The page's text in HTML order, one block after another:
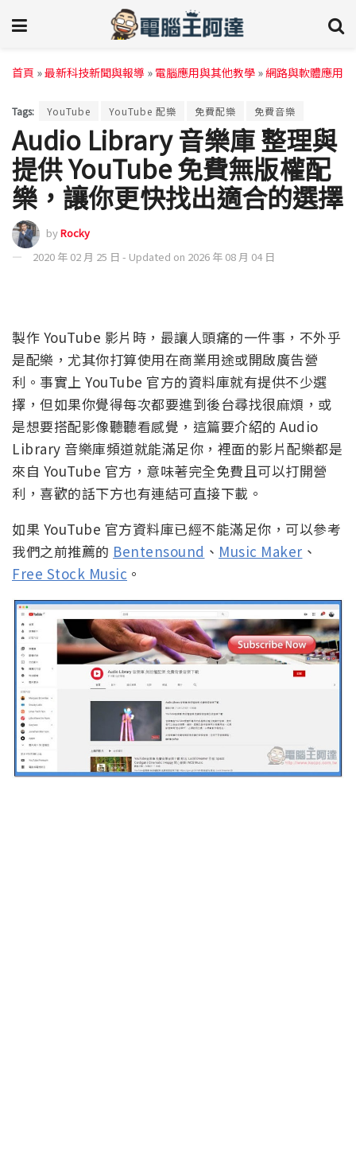
首頁 »最新科技新聞與報導 » 電腦應用與其他教學 »網路與軟體應用
Tags: YouTube YouTube 配樂 免費配樂 免費音樂
Audio Library 音樂庫 整理與
提供 YouTube 免費無版權配
樂，讓你更快找出適合的選擇
byRocky
2020 年 02 月 25 日 - Updated on 2026 年 08 月 04 日
製作 YouTube 影片時，最讓人頭痛的一件事，不外乎
是配樂，尤其你打算使用在商業用途或開啟廣告營
利。事實上 YouTube 官方的資料庫就有提供不少選
擇，但如果你覺得每次都要進到後台尋找很麻煩，或
是想要搭配影像聽聽看感覺，這篇要介紹的 Audio
Library 音樂庫頻道就能滿足你，裡面的影片配樂都是
來自 YouTube 官方，意味著完全免費且可以打開營
利，喜歡的話下方也有連結可直接下載。
如果 YouTube 官方資料庫已經不能滿足你，可以參考
我們之前推薦的 Bentensound 、 Music Maker 、
Free Stock Music 。